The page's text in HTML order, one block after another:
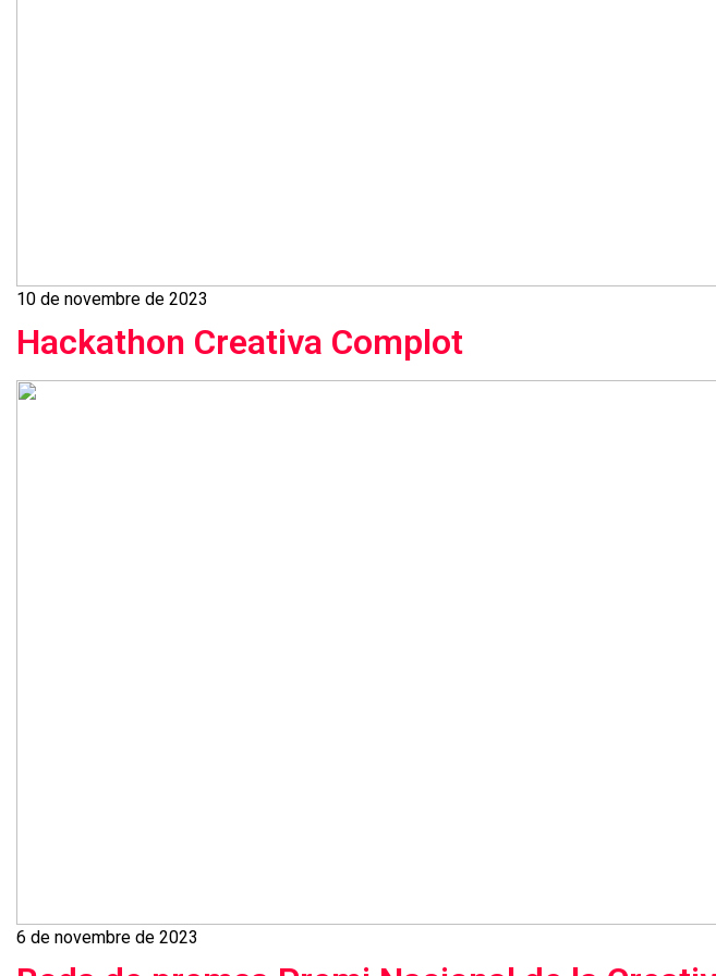
10 de novembre de 2023
Hackathon Creativa Complot
6 de novembre de 2023